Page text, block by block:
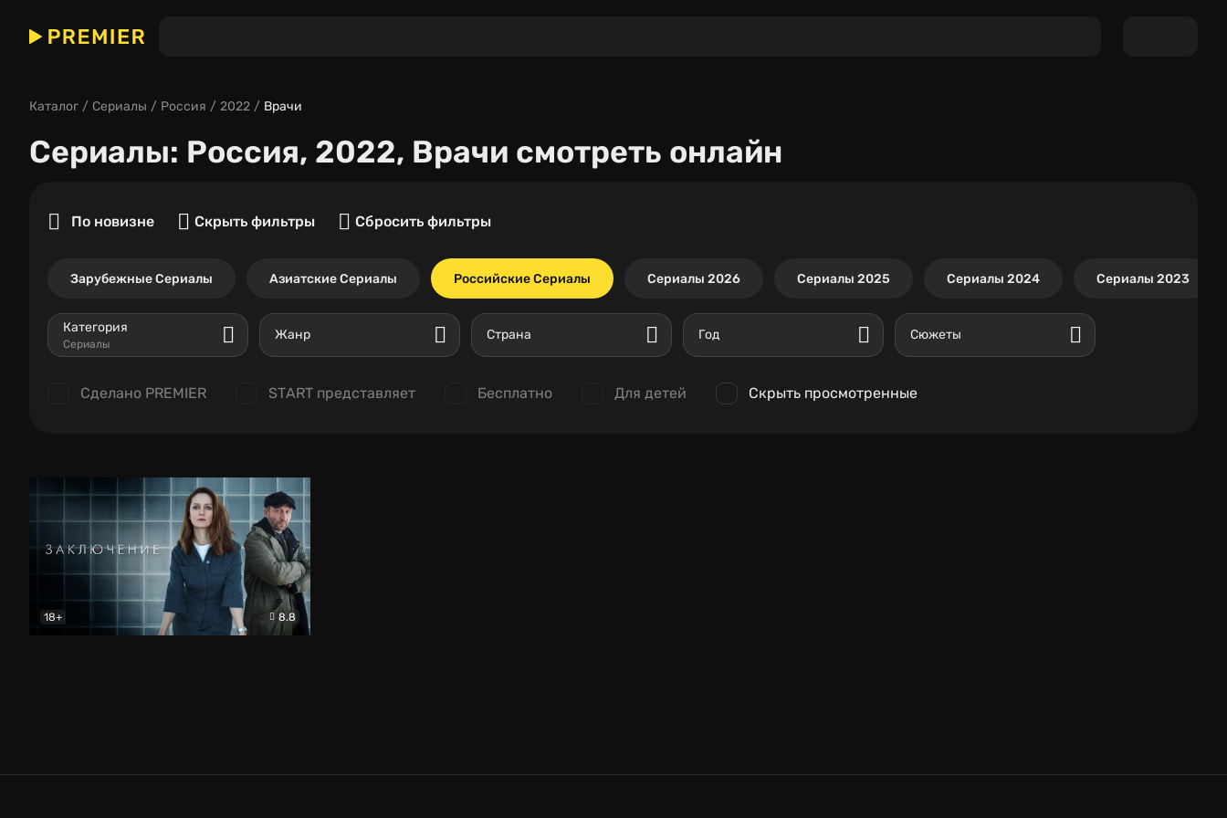
Каталог Сериалы Россия 2022 Врачи
Сериалы: Россия, 2022, Врачи смотреть онлайн
По новизне Скрыть фильтры Сбросить фильтры
Зарубежные Сериалы Азиатские Сериалы Российские Сериалы Сериалы 2026 Сериалы 2025 Сериалы 2024 Сериалы 2023
Категория
Сериалы
Жанр Страна Год Сюжеты
Сделано PREMIER START представляет Бесплатно Для детей Скрыть просмотренные
18+ 8.8